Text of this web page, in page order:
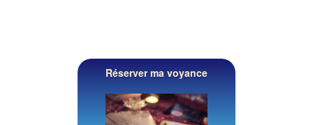
Réserver ma voyance